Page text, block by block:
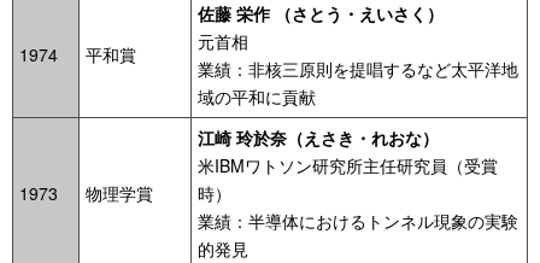
1974 平和賞
佐藤 栄作 （さとう・えいさく）
元首相
業績：非核三原則を提唱するなど太平洋地
域の平和に貢献
1973 物理学賞
江崎 玲於奈（えさき・れおな）
米IBMワトソン研究所主任研究員（受賞
時）
業績：半導体におけるトンネル現象の実験
的発見